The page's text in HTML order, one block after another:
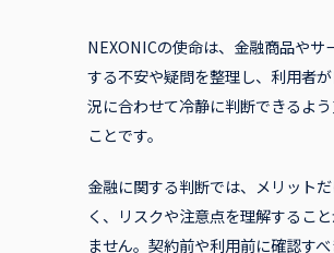
NEXONICの使命は、金融商品やサ
する不安や疑問を整理し、利用者
況に合わせて冷静に判断できるよ
ことです。
金融に関する判断では、メリット
く、リスクや注意点を理解するこ
ません。契約前や利用前に確認す